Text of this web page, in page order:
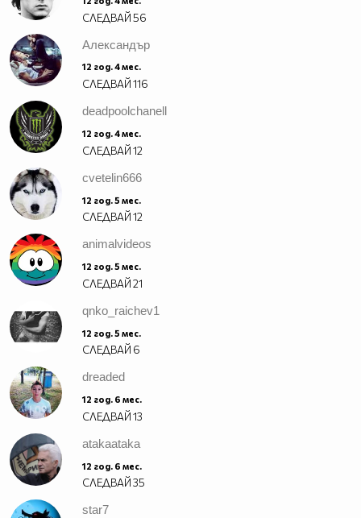
СЛЕДВАЙ56
Александър
12 год. 4 мес.
СЛЕДВАЙ116
deadpoolchanell
12 год. 4 мес.
СЛЕДВАЙ12
cvetelin666
12 год. 5 мес.
СЛЕДВАЙ12
animalvideos
12 год. 5 мес.
СЛЕДВАЙ21
qnko_raichev1
12 год. 5 мес.
СЛЕДВАЙ 6
dreaded
12 год. 6 мес.
СЛЕДВАЙ13
atakaataka
12 год. 6 мес.
СЛЕДВАЙ35
star7